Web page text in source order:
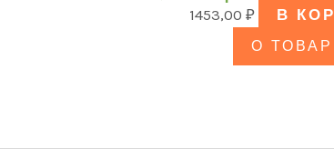
1453,00₽ В
О